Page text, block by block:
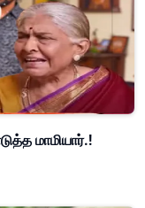
மாமியார்.!